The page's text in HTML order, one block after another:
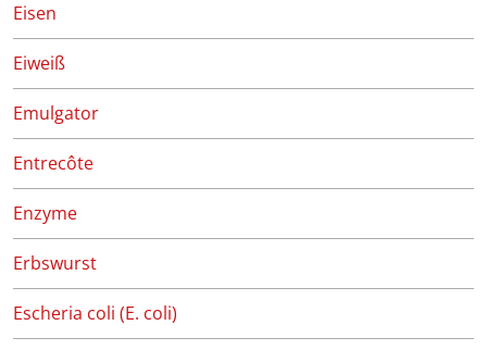
Eisen
Eiweiß
Emulgator
Entrecôte
Enzyme
Erbswurst
Escheria coli (E. coli)